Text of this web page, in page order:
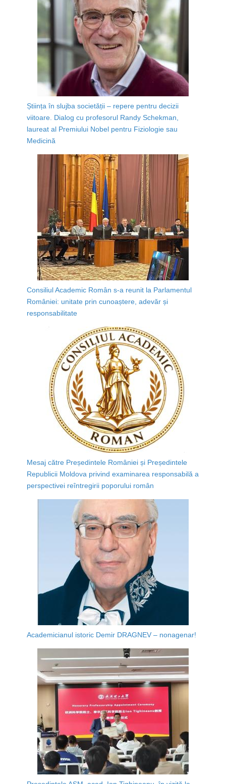
Știința în slujba societății – repere pentru decizii
viitoare. Dialog cu profesorul Randy Schekman,
laureat al Premiului Nobel pentru Fiziologie sau
Medicină
Consiliul Academic Român s-a reunit la Parlamentul
României: unitate prin cunoaștere, adevăr și
responsabilitate
Mesaj către Președintele României și Președintele
Republicii Moldova privind examinarea responsabilă a
perspectivei reîntregirii poporului român
Academicianul istoric Demir DRAGNEV – nonagenar!